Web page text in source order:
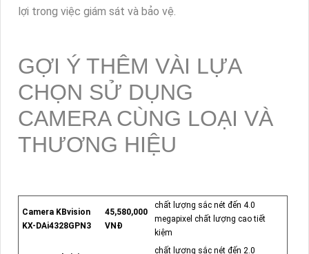
lợi trong việc giám sát và bảo vệ.
GỢI Ý THÊM VÀI LỰA
CHỌN SỬ DỤNG
CAMERA CÙNG LOẠI VÀ
THƯƠNG HIỆU
Camera KBvision
KX-DAi4328GPN3
45,580,000
VNĐ
chất lượng sắc nét đến 4.0
megapixel chất lượng cao tiết
kiệm
chất lượng sắc nét đến 2.0